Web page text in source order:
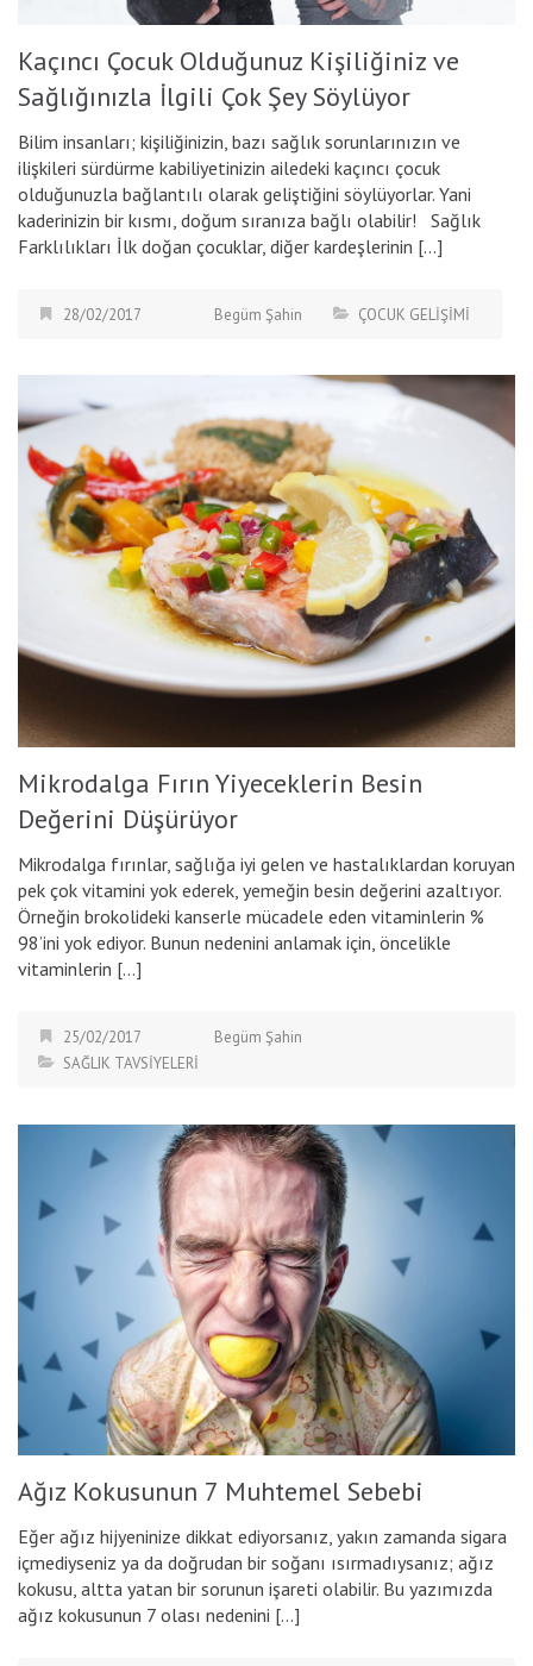
Kaçıncı Çocuk Olduğunuz Kişiliğiniz ve
Sağlığınızla İlgili Çok Şey Söylüyor
Bilim insanları; kişiliğinizin, bazı sağlık sorunlarınızın ve
ilişkileri sürdürme kabiliyetinizin ailedeki kaçıncı çocuk
olduğunuzla bağlantılı olarak geliştiğini söylüyorlar. Yani
kaderinizin bir kısmı, doğum sıranıza bağlı olabilir! Sağlık
Farklılıkları İlk doğan çocuklar, diğer kardeşlerinin […]
28/02/2017 Begüm Şahin ÇOCUK GELİŞİMİ
Mikrodalga Fırın Yiyeceklerin Besin
Değerini Düşürüyor
Mikrodalga fırınlar, sağlığa iyi gelen ve hastalıklardan koruyan
pek çok vitamini yok ederek, yemeğin besin değerini azaltıyor.
Örneğin brokolideki kanserle mücadele eden vitaminlerin %
98’ini yok ediyor. Bunun nedenini anlamak için, öncelikle
vitaminlerin […]
25/02/2017
Begüm Şahin
SAĞLIK TAVSİYELERİ
Ağız Kokusunun 7 Muhtemel Sebebi
Eğer ağız hijyeninize dikkat ediyorsanız, yakın zamanda sigara
içmediyseniz ya da doğrudan bir soğanı ısırmadıysanız; ağız
kokusu, altta yatan bir sorunun işareti olabilir. Bu yazımızda
ağız kokusunun 7 olası nedenini […]